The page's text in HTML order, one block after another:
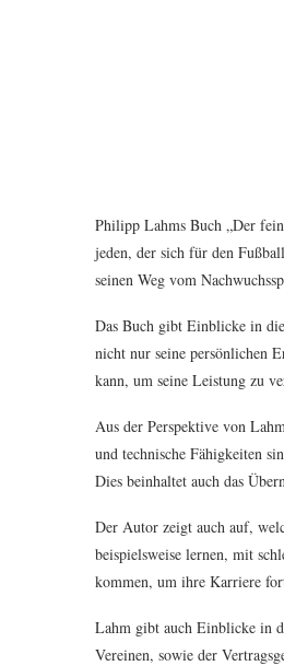
Philipp Lahms Buch „Der
jeden, der sich für den
seinen Weg vom
Das Buch gibt Einblicke in
nicht nur seine persönlichen
kann, um seine Leistung zu
Aus der Perspektive von
und technische Fähigkeiten
Dies beinhaltet auch das
Der Autor zeigt auch auf,
beispielsweise lernen, mit
kommen, um ihre Karriere
Lahm gibt auch Einblicke in
Vereinen, sowie der